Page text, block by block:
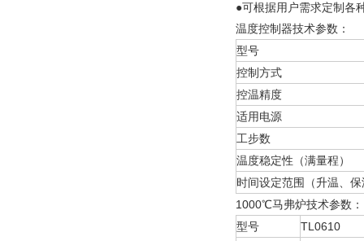
●可根据用户需求定制各
温度控制器技术参数：
型号
控制方式
控温精度
适用电源
工步数
温度稳定性（满量程）
时间设定范围（升温、
1000℃马弗炉技术参数：
型号
TL0610